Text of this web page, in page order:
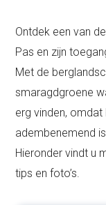
Ontdek een van
Pas en zijn
Met de
smaragdgroene
erg vinden,
adembenemend
Hieronder vindt u
tips en foto’s.